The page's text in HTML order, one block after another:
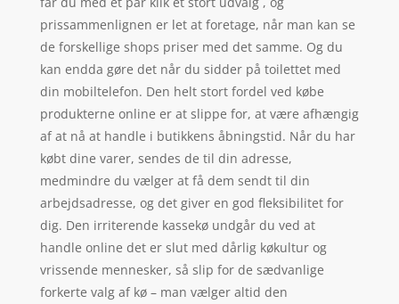
prissammenlignen er let at foretage, når man kan se
de forskellige shops priser med det samme. Og du
kan endda gøre det når du sidder på toilettet med
din mobiltelefon. Den helt stort fordel ved købe
produkterne online er at slippe for, at være afhængig
af at nå at handle i butikkens åbningstid. Når du har
købt dine varer, sendes de til din adresse,
medmindre du vælger at få dem sendt til din
arbejdsadresse, og det giver en god fleksibilitet for
dig. Den irriterende kassekø undgår du ved at
handle online det er slut med dårlig køkultur og
vrissende mennesker, så slip for de sædvanlige
forkerte valg af kø – man vælger altid den